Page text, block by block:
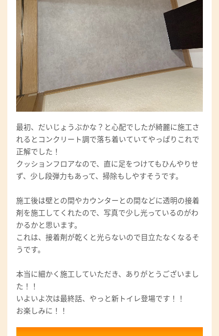
最初、だいじょうぶかな？と心配でしたが綺麗に施工さ
れるとコンクリート調で落ち着いていてやっぱりこれで
正解でした！
クッションフロアなので、直に足をつけてもひんやりせ
ず、少し段弾力もあって、掃除もしやすそうです。
施工後は壁との間やカウンターとの間などに透明の接着
剤を施工してくれたので、写真で少し光っているのがわ
かるかと思います。
これは、接着剤が乾くと光らないので目立たなくなるそ
うです。
本当に細かく施工していただき、ありがとうございまし
た！！
いよいよ次は最終話、やっと新トイレ登場です！！
お楽しみに！！